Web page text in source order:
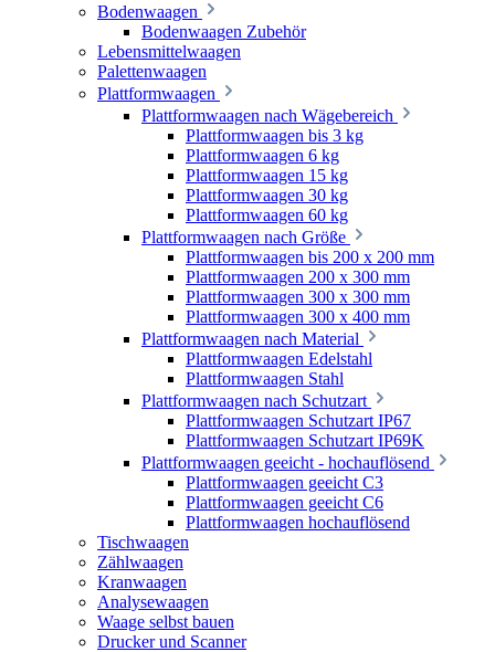
Bodenwaagen
Bodenwaagen Zubehör
Lebensmittelwaagen
Palettenwaagen
Plattformwaagen
Plattformwaagen nach Wägebereich
Plattformwaagen bis 3 kg
Plattformwaagen 6 kg
Plattformwaagen 15 kg
Plattformwaagen 30 kg
Plattformwaagen 60 kg
Plattformwaagen nach Größe
Plattformwaagen bis 200 x 200 mm
Plattformwaagen 200 x 300 mm
Plattformwaagen 300 x 300 mm
Plattformwaagen 300 x 400 mm
Plattformwaagen nach Material
Plattformwaagen Edelstahl
Plattformwaagen Stahl
Plattformwaagen nach Schutzart
Plattformwaagen Schutzart IP67
Plattformwaagen Schutzart IP69K
Plattformwaagen geeicht - hochauflösend
Plattformwaagen geeicht C3
Plattformwaagen geeicht C6
Plattformwaagen hochauflösend
Tischwaagen
Zählwaagen
Kranwaagen
Analysewaagen
Waage selbst bauen
Drucker und Scanner